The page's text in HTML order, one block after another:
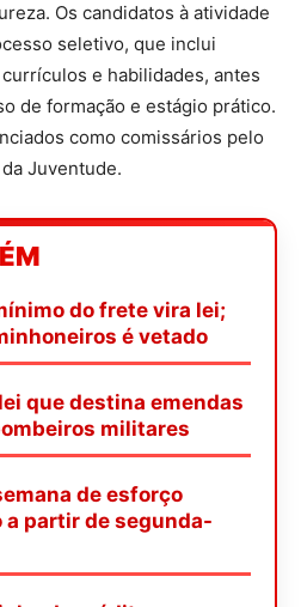
Os candidatos à atividade
seletivo, que inclui
e habilidades, antes
de formação e estágio prático.
como comissários pelo
Juventude.
do frete vira lei;
é vetado
que destina emendas
militares
de esforço
partir de segunda-